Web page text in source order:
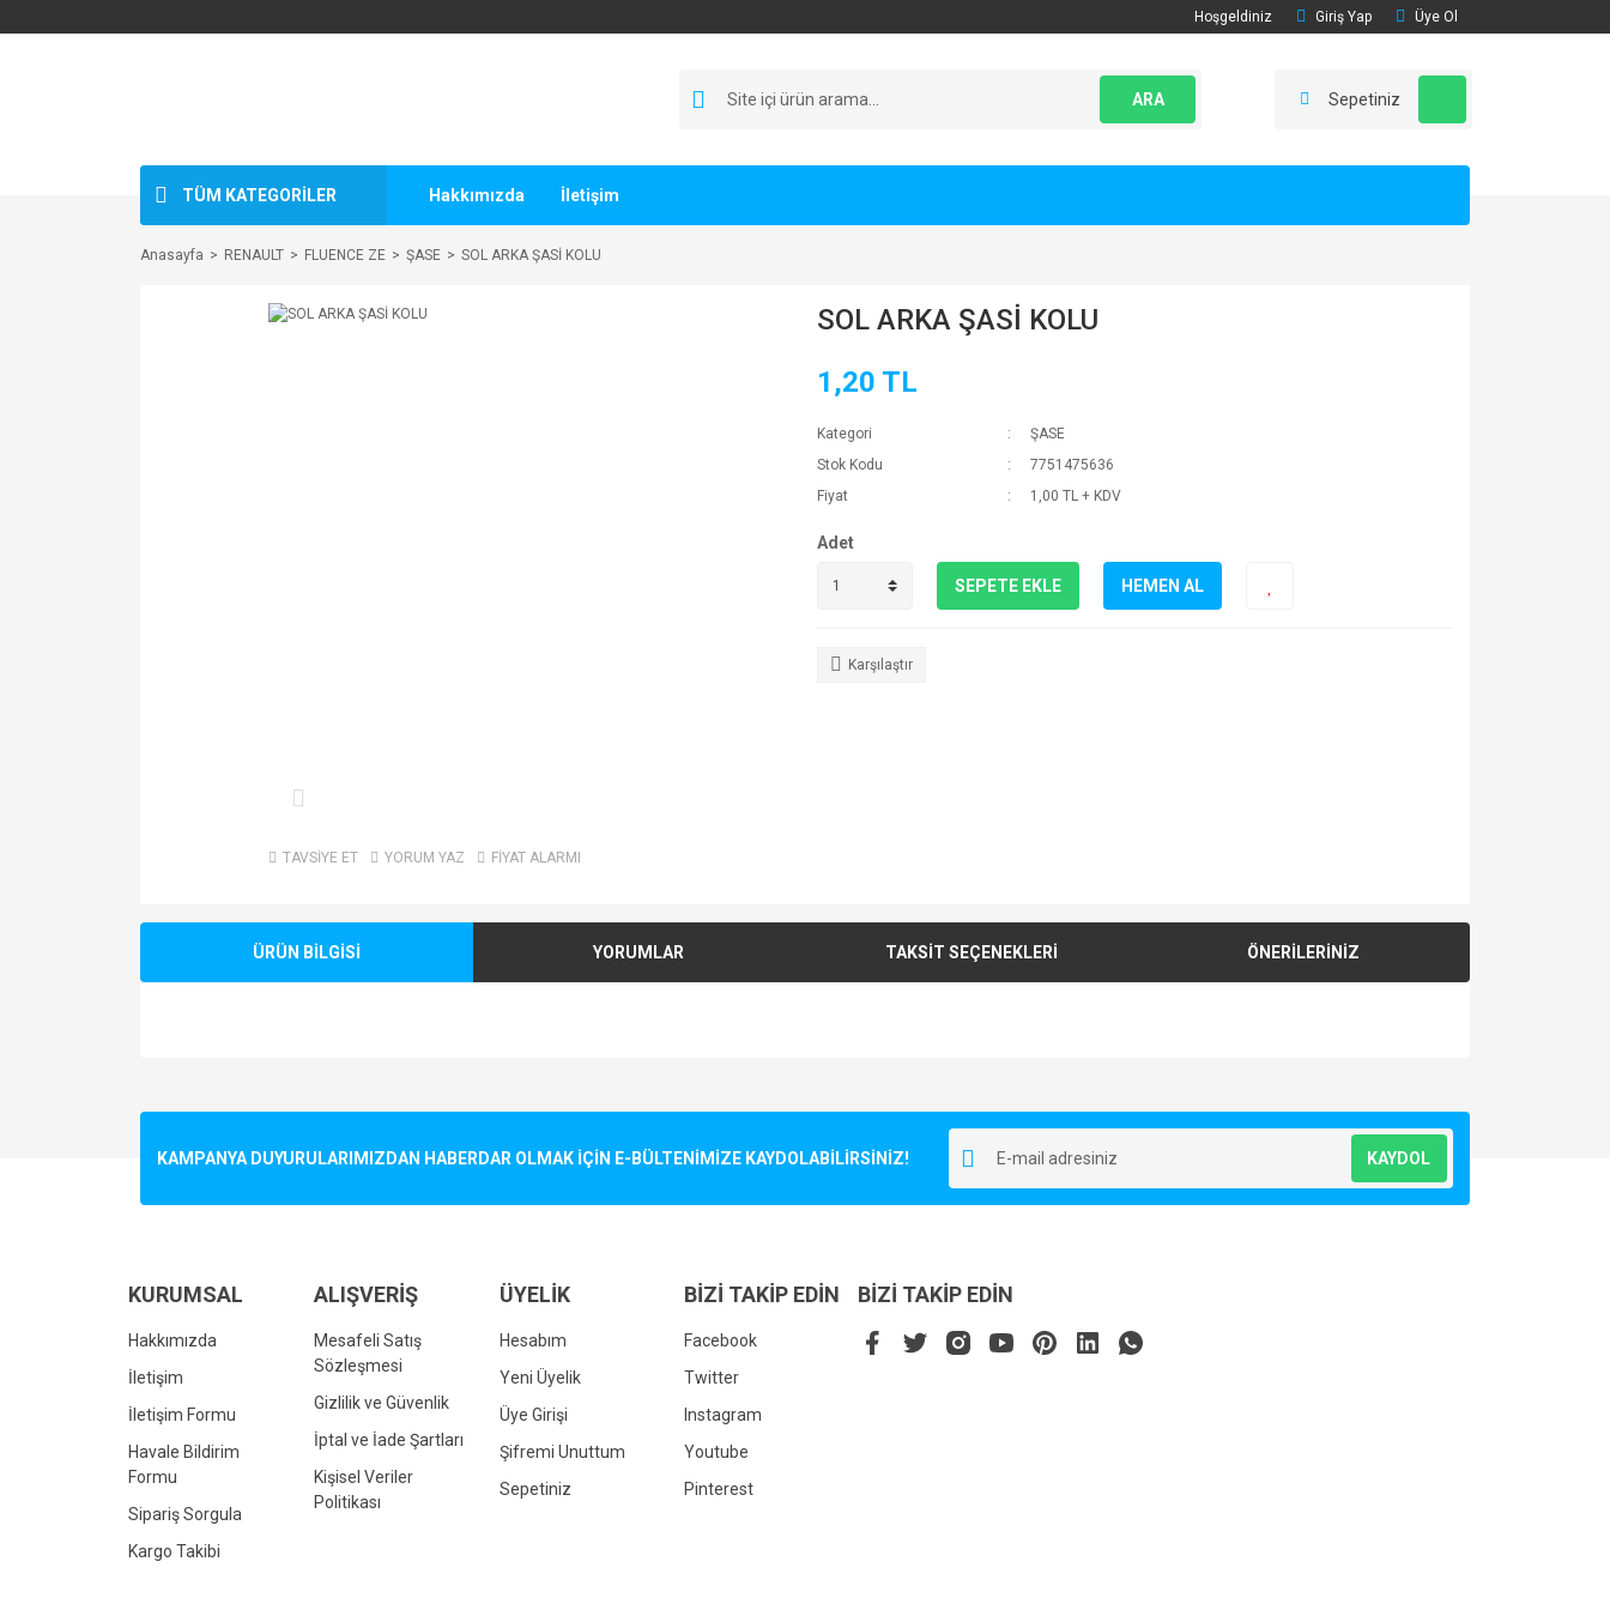
Hoşgeldiniz Giriş Yap Üye Ol
ARA Sepetiniz
TÜM KATEGORİLER Hakkımızda İletişim
Anasayfa RENAULT FLUENCE ZE ŞASE SOL ARKA ŞASİ KOLU
TAVSİYE ET YORUM YAZ FİYAT ALARMI
SOL ARKA ŞASİ KOLU
1,20 TL
Kategori
ŞASE
Stok Kodu
7751475636
Fiyat
1,00 TL + KDV
Adet
SEPETE EKLE HEMEN AL
Karşılaştır
ÜRÜN BİLGİSİ YORUMLAR TAKSİT SEÇENEKLERİ ÖNERİLERİNİZ
Ürün resmi kalitesiz, bozuk veya görüntülenemiyor.
Bu ürüne benzer farklı alternatifler olmalı.
KAMPANYA DUYURULARIMIZDAN HABERDAR OLMAK İÇİN E-BÜLTENİMİZE KAYDOLABİLİRSİNİZ! KAYDOL
KURUMSAL
Hakkımızda
İletişim
İletişim Formu
Havale Bildirim
Formu
Sipariş Sorgula
Kargo Takibi
ALIŞVERİŞ
Mesafeli Satış
Sözleşmesi
Gizlilik ve Güvenlik
İptal ve İade Şartları
Kişisel Veriler
Politikası
ÜYELİK
Hesabım
Yeni Üyelik
Üye Girişi
Şifremi Unuttum
Sepetiniz
BİZİ TAKİP EDİN
Facebook
Twitter
Instagram
Youtube
Pinterest
BİZİ TAKİP EDİN